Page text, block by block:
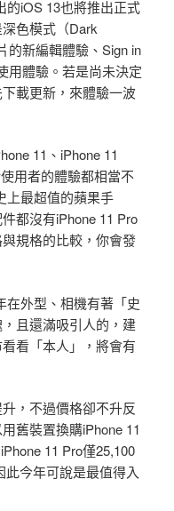
的iOS 13也將推出正式
色模式（Dark
的新編輯體驗、Sign in
用體驗。若是尚未決定
載更新，來體驗一波
11、iPhone 11
用者的體驗都相當不
上最超值的蘋果手
都沒有iPhone 11 Pro
規格的比較，你會發
在外型、相機有著「史
且還滿吸引人的，建
看「本人」，將會有
，不過價格卻不升反
舊裝置換購iPhone 11
11 Pro僅25,100
此今年可說是最值得入